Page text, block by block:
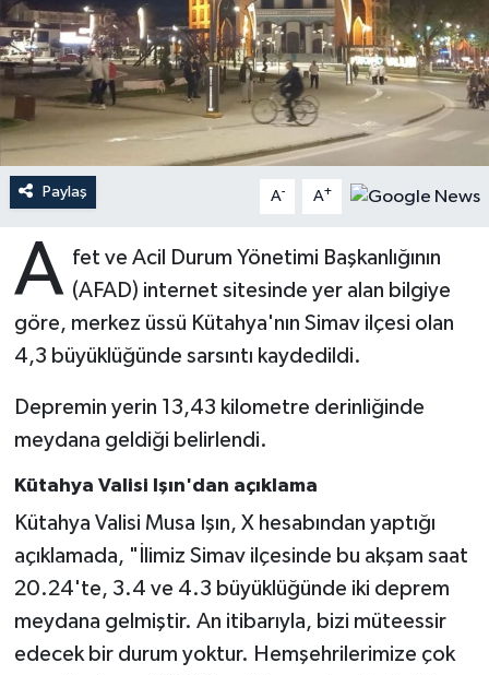
Paylaş A- A+
A fet ve Acil Durum Yönetimi Başkanlığının
(AFAD) internet sitesinde yer alan bilgiye
göre, merkez üssü Kütahya'nın Simav ilçesi olan
4,3 büyüklüğünde sarsıntı kaydedildi.
Depremin yerin 13,43 kilometre derinliğinde
meydana geldiği belirlendi.
Kütahya Valisi Işın'dan açıklama
Kütahya Valisi Musa Işın, X hesabından yaptığı
açıklamada, "İlimiz Simav ilçesinde bu akşam saat
20.24'te, 3.4 ve 4.3 büyüklüğünde iki deprem
meydana gelmiştir. An itibarıyla, bizi müteessir
edecek bir durum yoktur. Hemşehrilerimize çok
Ardahan Müftülüğü
Artvin Müftülüğü
Aydın Müftülüğü
Balıkesir Müftülüğü
Bartın Müftülüğü
Batman Müftülüğü
Bayburt Müftülüğü
Bilecik Müftülüğü
Bingöl Müftülüğü
Bitlis Müftülüğü
Bolu Müftülüğü
Burdur Müftülüğü
Kudüs
Kurban
Mukabele
Peygamberimizin Hayatı
Ramazan
Sahabeler
Zekat
Hutbeler
DİYANET AKADEMİ
DİYANET GENÇLİK
DİYANET RADYO/TV
DEPREM
Dünya
Eğitim
Kültür-Sanat
Aile
Sağlık
Makaleler
Ekonomi